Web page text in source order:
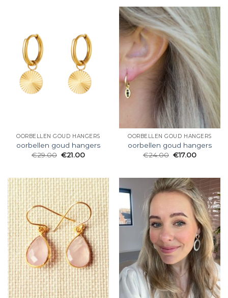
OORBELLEN GOUD HANGERS
oorbellen goud hangers
€29.00 €21.00
OORBELLEN GOUD HANGERS
oorbellen goud hangers
€24.00 €17.00